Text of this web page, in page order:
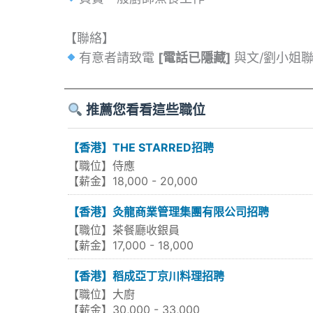
【聯絡】
有意者請致電 [電話已隱藏] 與文/劉小姐
推薦您看看這些職位
【香港】THE STARRED招聘
【職位】侍應
【薪金】18,000 - 20,000
【香港】灸龍商業管理集團有限公司招聘
【職位】茶餐廳收銀員
【薪金】17,000 - 18,000
【香港】稻成亞丁京川料理招聘
【職位】大廚
【薪金】30,000 - 33,000